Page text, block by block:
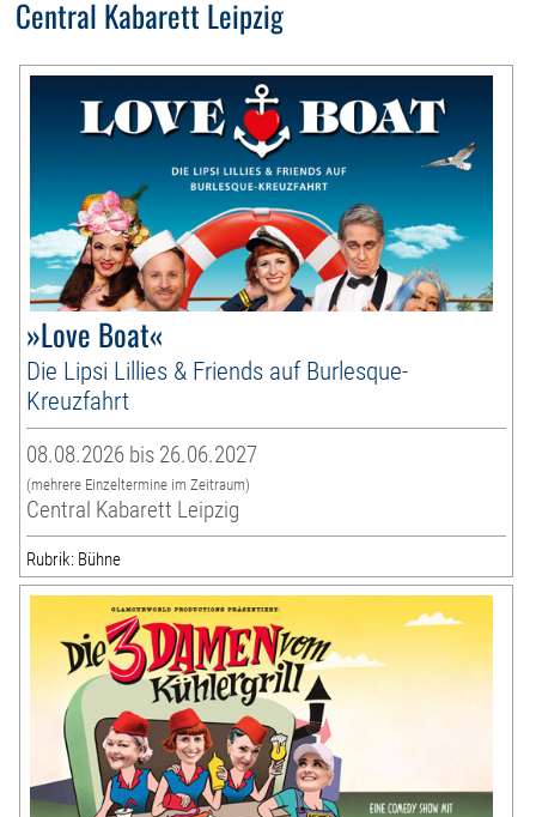
Central Kabarett Leipzig
»Love Boat«
Die Lipsi Lillies & Friends auf Burlesque-
Kreuzfahrt
08.08.2026 bis 26.06.2027
(mehrere Einzeltermine im Zeitraum)
Central Kabarett Leipzig
Rubrik: Bühne